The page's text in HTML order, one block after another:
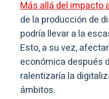
Más allá del impacto
de la producción de
podría llevar a la
Esto, a su vez,
económica después
ralentizaría la
ámbitos.